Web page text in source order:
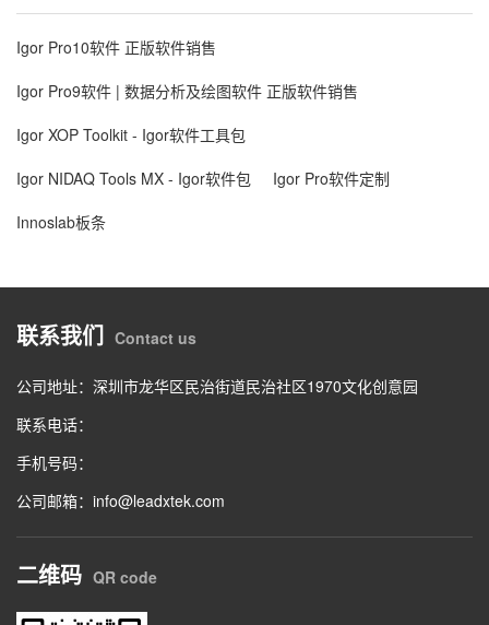
Igor Pro10软件 正版软件销售
Igor Pro9软件 | 数据分析及绘图软件 正版软件销售
Igor XOP Toolkit - Igor软件工具包
Igor NIDAQ Tools MX - Igor软件包
Igor Pro软件定制
Innoslab板条
联系我们 Contact us
公司地址：深圳市龙华区民治街道民治社区1970文化创意园
联系电话：
手机号码：
公司邮箱：info@leadxtek.com
二维码 QR code